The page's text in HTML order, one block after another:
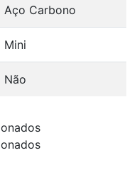
Aço Carbono
Mini
Não